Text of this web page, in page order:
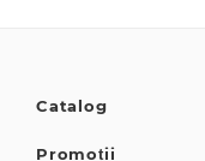
Catalog
Promoții